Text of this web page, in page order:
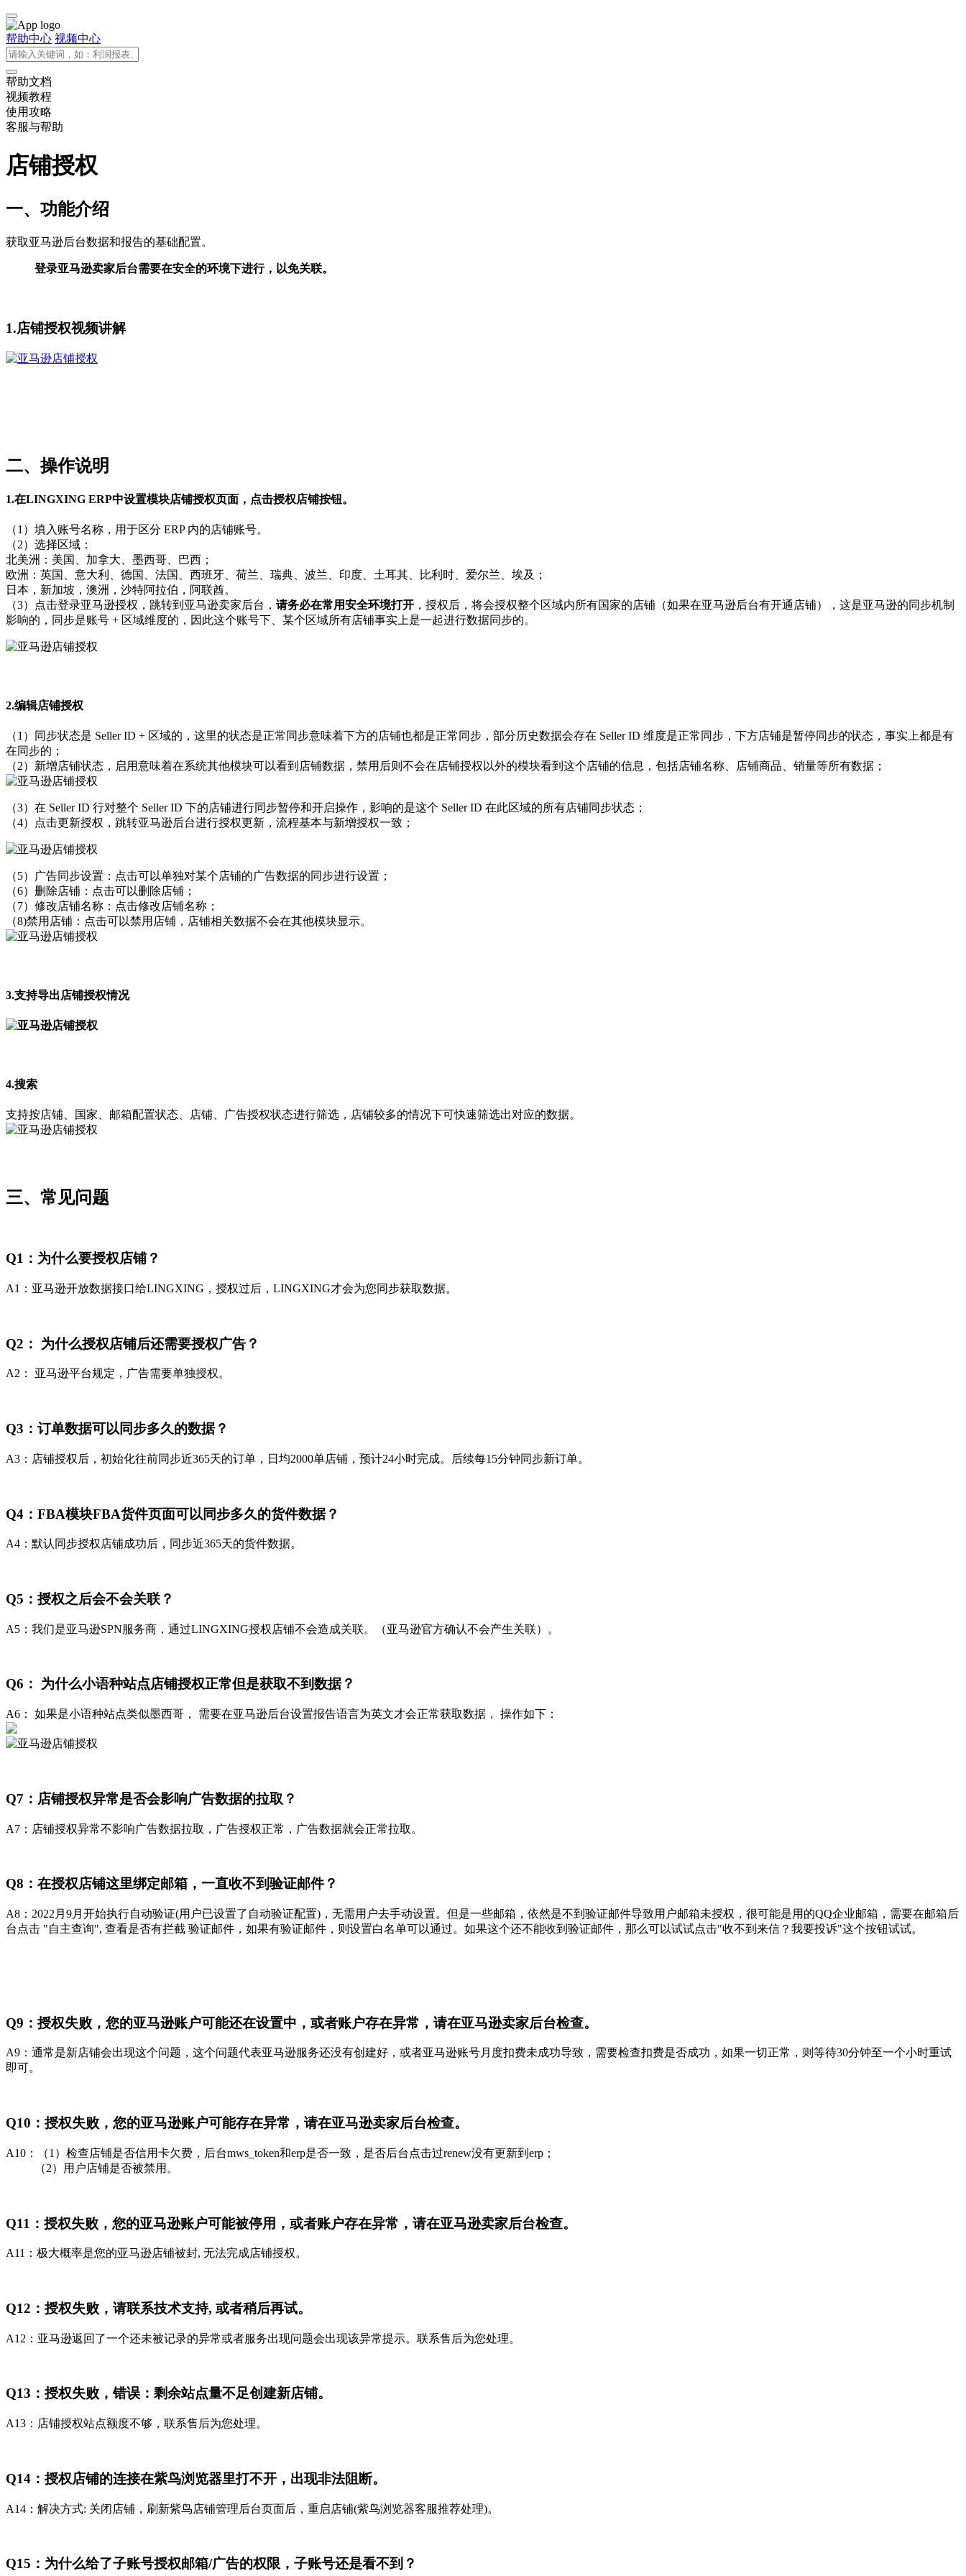
帮助中心 视频中心
帮助文档
视频教程
使用攻略
客服与帮助
店铺授权
一、功能介绍
获取亚马逊后台数据和报告的基础配置。
登录亚马逊卖家后台需要在安全的环境下进行，以免关联。
1.店铺授权视频讲解
二、操作说明
1.在LINGXING ERP中设置模块店铺授权页面，点击授权店铺按钮。
（1）填入账号名称，用于区分 ERP 内的店铺账号。
（2）选择区域：
北美洲：美国、加拿大、墨西哥、巴西；
欧洲：英国、意大利、德国、法国、西班牙、荷兰、瑞典、波兰、印度、土耳其、比利时、爱尔兰、埃及；
日本，新加坡，澳洲，沙特阿拉伯，阿联酋。
（3）点击登录亚马逊授权，跳转到亚马逊卖家后台， 请务必在常用安全环境打开 ，授权后，将会授权整个区域内所有国家的店铺（如果在亚马逊后台有开通店铺），这是亚马逊的同步机制
影响的，同步是账号 + 区域维度的，因此这个账号下、某个区域所有店铺事实上是一起进行数据同步的。
2.编辑店铺授权
（1）同步状态是 Seller ID + 区域的，这里的状态是正常同步意味着下方的店铺也都是正常同步，部分历史数据会存在 Seller ID 维度是正常同步，下方店铺是暂停同步的状态，事实上都是有
在同步的；
（2）新增店铺状态，启用意味着在系统其他模块可以看到店铺数据，禁用后则不会在店铺授权以外的模块看到这个店铺的信息，包括店铺名称、店铺商品、销量等所有数据；
（3）在 Seller ID 行对整个 Seller ID 下的店铺进行同步暂停和开启操作，影响的是这个 Seller ID 在此区域的所有店铺同步状态；
（4）点击更新授权，跳转亚马逊后台进行授权更新，流程基本与新增授权一致；
（5）广告同步设置：点击可以单独对某个店铺的广告数据的同步进行设置；
（6）删除店铺：点击可以删除店铺；
（7）修改店铺名称：点击修改店铺名称；
（8)禁用店铺：点击可以禁用店铺，店铺相关数据不会在其他模块显示。
3.支持导出店铺授权情况
4.搜索
支持按店铺、国家、邮箱配置状态、店铺、广告授权状态进行筛选，店铺较多的情况下可快速筛选出对应的数据。
三、常见问题
Q1：为什么要授权店铺？
A1：亚马逊开放数据接口给LINGXING，授权过后，LINGXING才会为您同步获取数据。
Q2： 为什么授权店铺后还需要授权广告？
A2： 亚马逊平台规定，广告需要单独授权。
Q3：订单数据可以同步多久的数据？
A3：店铺授权后，初始化往前同步近365天的订单，日均2000单店铺，预计24小时完成。后续每15分钟同步新订单。
Q4：FBA模块FBA货件页面可以同步多久的货件数据？
A4：默认同步授权店铺成功后，同步近365天的货件数据。
Q5：授权之后会不会关联？
A5：我们是亚马逊SPN服务商，通过LINGXING授权店铺不会造成关联。（亚马逊官方确认不会产生关联）。
Q6： 为什么小语种站点店铺授权正常但是获取不到数据？
A6： 如果是小语种站点类似墨西哥， 需要在亚马逊后台设置报告语言为英文才会正常获取数据， 操作如下：
Q7：店铺授权异常是否会影响广告数据的拉取？
A7：店铺授权异常不影响广告数据拉取，广告授权正常，广告数据就会正常拉取。
Q8：在授权店铺这里绑定邮箱，一直收不到验证邮件？
A8：2022月9月开始执行自动验证(用户已设置了自动验证配置)，无需用户去手动设置。但是一些邮箱，依然是不到验证邮件导致用户邮箱未授权，很可能是用的QQ企业邮箱，需要在邮箱后
台点击 "自主查询", 查看是否有拦截 验证邮件，如果有验证邮件，则设置白名单可以通过。如果这个还不能收到验证邮件，那么可以试试点击"收不到来信？我要投诉"这个按钮试试。
Q9：授权失败，您的亚马逊账户可能还在设置中，或者账户存在异常，请在亚马逊卖家后台检查。
A9：通常是新店铺会出现这个问题，这个问题代表亚马逊服务还没有创建好，或者亚马逊账号月度扣费未成功导致，需要检查扣费是否成功，如果一切正常，则等待30分钟至一个小时重试
即可。
Q10：授权失败，您的亚马逊账户可能存在异常，请在亚马逊卖家后台检查。
A10：（1）检查店铺是否信用卡欠费，后台mws_token和erp是否一致，是否后台点击过renew没有更新到erp；
（2）用户店铺是否被禁用。
Q11：授权失败，您的亚马逊账户可能被停用，或者账户存在异常，请在亚马逊卖家后台检查。
A11：极大概率是您的亚马逊店铺被封, 无法完成店铺授权。
Q12：授权失败，请联系技术支持, 或者稍后再试。
A12：亚马逊返回了一个还未被记录的异常或者服务出现问题会出现该异常提示。联系售后为您处理。
Q13：授权失败，错误：剩余站点量不足创建新店铺。
A13：店铺授权站点额度不够，联系售后为您处理。
Q14：授权店铺的连接在紫鸟浏览器里打不开，出现非法阻断。
A14：解决方式: 关闭店铺，刷新紫鸟店铺管理后台页面后，重启店铺(紫鸟浏览器客服推荐处理)。
Q15：为什么给了子账号授权邮箱/广告的权限，子账号还是看不到？